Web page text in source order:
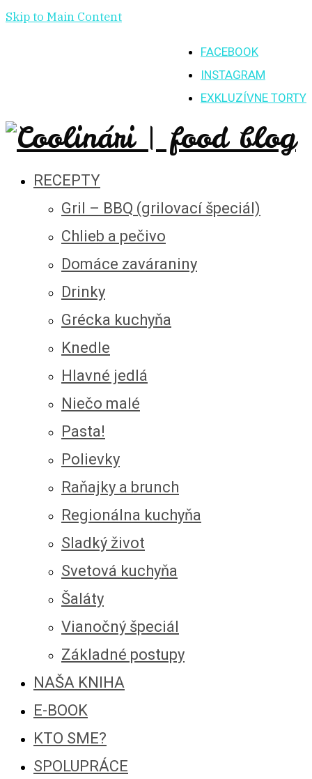
Skip to Main Content
FACEBOOK
INSTAGRAM
EXKLUZÍVNE TORTY
RECEPTY
Gril – BBQ (grilovací špeciál)
Chlieb a pečivo
Domáce zaváraniny
Drinky
Grécka kuchyňa
Knedle
Hlavné jedlá
Niečo malé
Pasta!
Polievky
Raňajky a brunch
Regionálna kuchyňa
Sladký život
Svetová kuchyňa
Šaláty
Vianočný špeciál
Základné postupy
NAŠA KNIHA
E-BOOK
KTO SME?
SPOLUPRÁCE